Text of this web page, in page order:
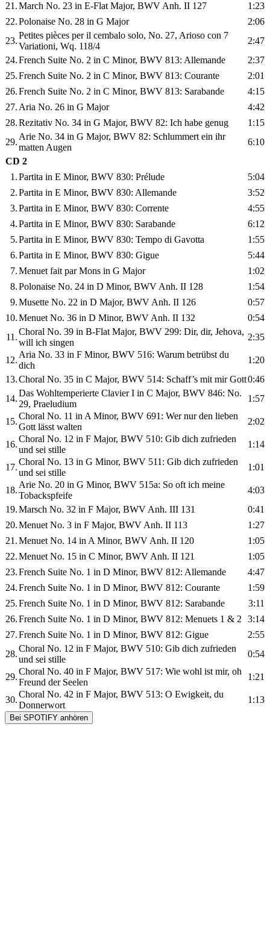
21.March No. 23 in E-Flat Major, BWV Anh. II 127
1:23
22.Polonaise No. 28 in G Major
2:06
23.
Petites pièces per il cembalo solo, No. 27, Arioso con 7
Variationi, Wq. 118/4
2:47
24.French Suite No. 2 in C Minor, BWV 813: Allemande
2:37
25.French Suite No. 2 in C Minor, BWV 813: Courante
2:01
26.French Suite No. 2 in C Minor, BWV 813: Sarabande
4:15
27. Aria No. 26 in G Major
4:42
28.Rezitativ No. 34 in G Major, BWV 82: Ich habe genug
1:15
29.
Arie No. 34 in G Major, BWV 82: Schlummert ein ihr
matten Augen
6:10
CD 2
1.Partita in E Minor, BWV 830: Prélude
5:04
2.Partita in E Minor, BWV 830: Allemande
3:52
3.Partita in E Minor, BWV 830: Corrente
4:55
4.Partita in E Minor, BWV 830: Sarabande
6:12
5.Partita in E Minor, BWV 830: Tempo di Gavotta
1:55
6.Partita in E Minor, BWV 830: Gigue
5:44
7.Menuet fait par Mons in G Major
1:02
8.Polonaise No. 24 in D Minor, BWV Anh. II 128
1:54
9.Musette No. 22 in D Major, BWV Anh. II 126
0:57
10.Menuet No. 36 in D Minor, BWV Anh. II 132
0:54
11.
Choral No. 39 in B-Flat Major, BWV 299: Dir, dir, Jehova,
will ich singen
2:35
12.
Aria No. 33 in F Minor, BWV 516: Warum betrübst du
dich
1:20
13.Choral No. 35 in C Major, BWV 514: Schaff’s mit mir Gott0:46
14.
Das Wohltemperierte Clavier I in C Major, BWV 846: No.
29, Praeludium
1:57
15.
Choral No. 11 in A Minor, BWV 691: Wer nur den lieben
Gott lässt walten
2:02
16.
Choral No. 12 in F Major, BWV 510: Gib dich zufrieden
und sei stille
1:14
17.
Choral No. 13 in G Minor, BWV 511: Gib dich zufrieden
und sei stille
1:01
18.
Arie No. 20 in G Minor, BWV 515a: So oft ich meine
Tobackspfeife
4:03
19.Marsch No. 32 in F Major, BWV Anh. III 131
0:41
20.Menuet No. 3 in F Major, BWV Anh. II 113
1:27
21.Menuet No. 14 in A Minor, BWV Anh. II 120
1:05
22.Menuet No. 15 in C Minor, BWV Anh. II 121
1:05
23.French Suite No. 1 in D Minor, BWV 812: Allemande
4:47
24.French Suite No. 1 in D Minor, BWV 812: Courante
1:59
25.French Suite No. 1 in D Minor, BWV 812: Sarabande
3:11
26.French Suite No. 1 in D Minor, BWV 812: Menuets 1 & 2
3:14
27.French Suite No. 1 in D Minor, BWV 812: Gigue
2:55
28.
Choral No. 12 in F Major, BWV 510: Gib dich zufrieden
und sei stille
0:54
29.
Choral No. 40 in F Major, BWV 517: Wie wohl ist mir, oh
Freund der Seelen
1:21
30.
Choral No. 42 in F Major, BWV 513: O Ewigkeit, du
Donnerwort
1:13
Bei SPOTIFY anhören